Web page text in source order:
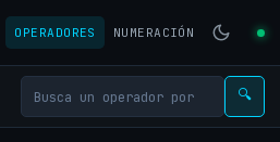
OPERADORES NUMERACIÓN
🔍